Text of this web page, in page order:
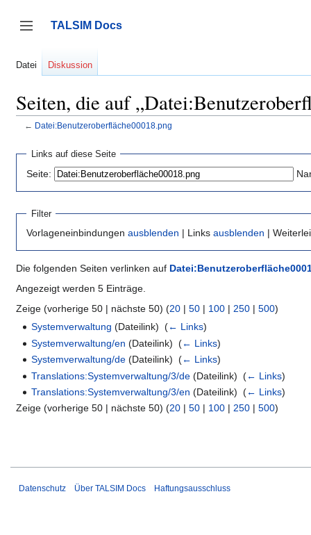
springen
Seitenleiste umschalten
TALSIM Docs
Datei Diskussion
Seiten, die auf
← Datei:Benutzeroberfläche00018.png
Links auf diese Seite
Seite:
Filter
Vorlageneinbindungen ausblenden | Links ausblenden |
Die folgenden Seiten verlinken auf
Angezeigt werden 5 Einträge.
Zeige (vorherige 50 | nächste 50) (20 | 50 | 100 | 250 | 500)
Systemverwaltung (Dateilink) ‎(← Links)
Systemverwaltung/en (Dateilink) ‎(← Links)
Systemverwaltung/de (Dateilink) ‎(← Links)
Translations:Systemverwaltung/3/de (Dateilink) ‎(← Links)
Translations:Systemverwaltung/3/en (Dateilink) ‎(← Links)
Zeige (vorherige 50 | nächste 50) (20 | 50 | 100 | 250 | 500)
Datenschutz Über TALSIM Docs Haftungsausschluss